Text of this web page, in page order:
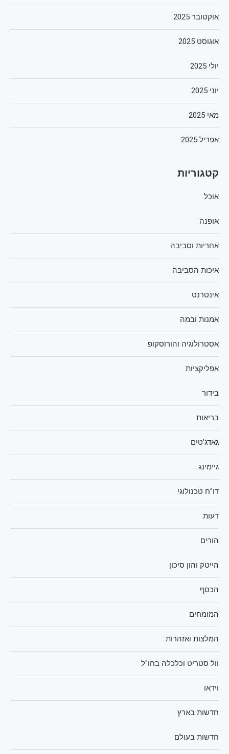
אוקטובר 2025
אוגוסט 2025
יולי 2025
יוני 2025
מאי 2025
אפריל 2025
קטגוריות
אוכל
אופנה
אחריות וסביבה
איכות הסביבה
אינטרנט
אמנות ובמה
אסטרולוגיה והורוסקופ
אפליקציות
בידור
בריאות
גאדג'טים
גיימינג
דו"ח טכנולוגי
דעות
הורים
הייטק והון סיכון
הכסף
המומחים
המלצות ואזהרות
וול סטריט וכלכלה בחו"ל
וידאו
חדשות בארץ
חדשות בעולם